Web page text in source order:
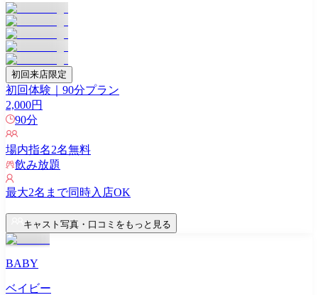
初回来店限定
初回体験｜90分プラン
2,000円
90分
場内指名2名無料
飲み放題
最大2名まで同時入店OK
キャスト写真・口コミをもっと見る
BABY
ベイビー